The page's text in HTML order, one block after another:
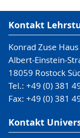
Kontakt
Konrad Zuse Haus
Albert-Einstein-
18059 Rostock
Tel.: +49 (0) 381
Fax: +49 (0) 381
Kontakt